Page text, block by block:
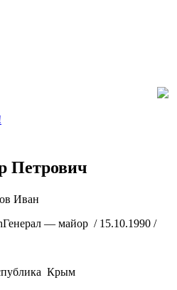
Петрович
Иван
Генерал — майор / 15.10.1990 /
Крым